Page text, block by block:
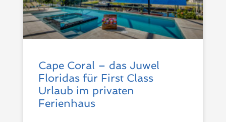
Cape Coral – das Juwel
Floridas für First Class
Urlaub im privaten
Ferienhaus